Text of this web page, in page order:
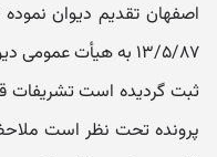
۱۳/۵/۸۷ به هیأت
ثبت گردیده است تشریفات